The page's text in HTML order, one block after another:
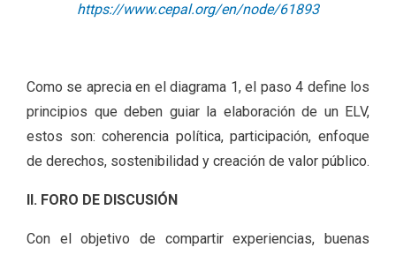
https://www.cepal.org/en/node/61893
Como se aprecia en el diagrama 1, el paso 4 define los
principios que deben guiar la elaboración de un ELV,
estos son: coherencia política, participación, enfoque
de derechos, sostenibilidad y creación de valor público.
II. FORO DE DISCUSIÓN
Con el objetivo de compartir experiencias, buenas